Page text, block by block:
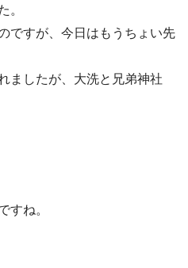
。
ですが、今日はもうちょい先
ましたが、大洗と兄弟神社
すね。